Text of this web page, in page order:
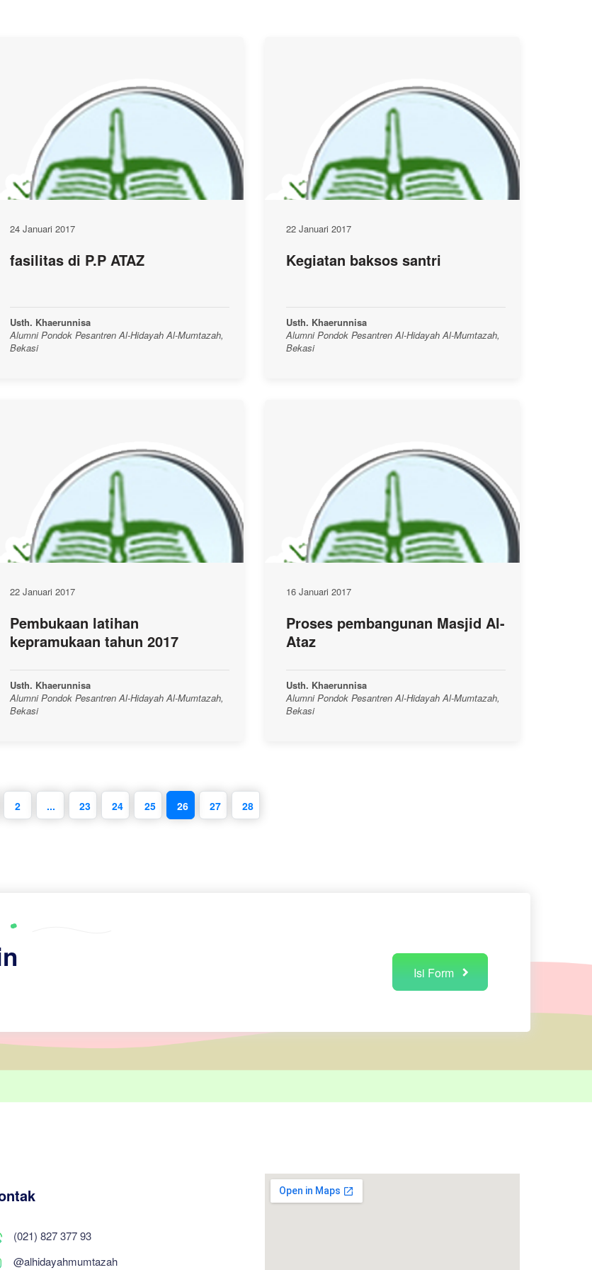
24 Januari 2017
fasilitas di P.P ATAZ
Usth. Khaerunnisa
Alumni Pondok Pesantren Al-Hidayah Al-Mumtazah,
Bekasi
22 Januari 2017
Kegiatan baksos santri
Usth. Khaerunnisa
Alumni Pondok Pesantren Al-Hidayah Al-Mumtazah,
Bekasi
22 Januari 2017
Pembukaan latihan
kepramukaan tahun 2017
Usth. Khaerunnisa
Alumni Pondok Pesantren Al-Hidayah Al-Mumtazah,
Bekasi
16 Januari 2017
Proses pembangunan Masjid Al-
Ataz
Usth. Khaerunnisa
Alumni Pondok Pesantren Al-Hidayah Al-Mumtazah,
Bekasi
2 ... 23 24 25 26 27 28
Isi Form
(021) 827 377 93
@alhidayahmumtazah